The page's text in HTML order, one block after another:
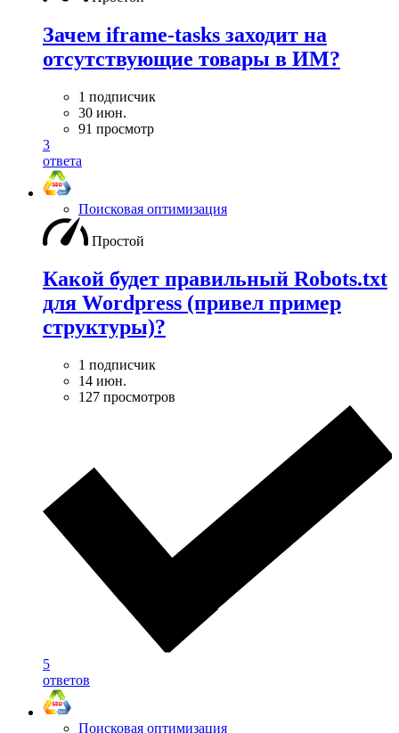
Зачем iframe-tasks заходит на
отсутствующие товары в ИМ?
1 подписчик
30 июн.
91 просмотр
3
ответа
Поисковая оптимизация
Простой
Какой будет правильный Robots.txt
для Wordpress (привел пример
структуры)?
1 подписчик
14 июн.
127 просмотров
5
ответов
Поисковая оптимизация